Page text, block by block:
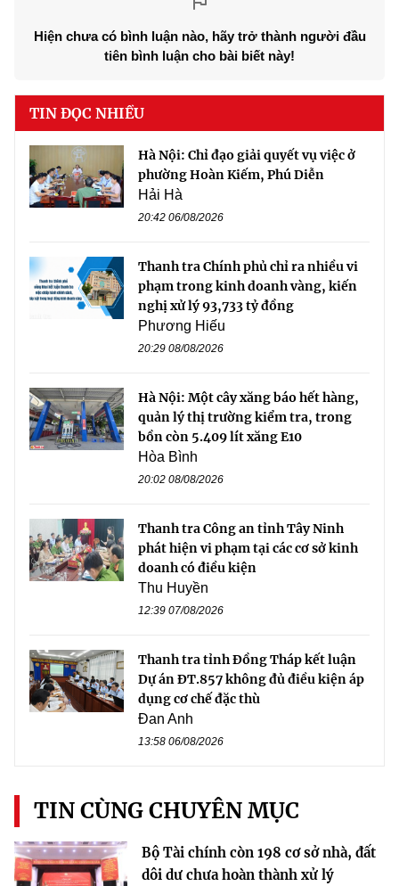
Hiện chưa có bình luận nào, hãy trở thành người đầu
tiên bình luận cho bài biết này!
TIN ĐỌC NHIỀU
Hà Nội: Chỉ đạo giải quyết vụ việc ở
phường Hoàn Kiếm, Phú Diễn
Hải Hà
20:42 06/08/2026
Thanh tra Chính phủ chỉ ra nhiều vi
phạm trong kinh doanh vàng, kiến
nghị xử lý 93,733 tỷ đồng
Phương Hiếu
20:29 08/08/2026
Hà Nội: Một cây xăng báo hết hàng,
quản lý thị trường kiểm tra, trong
bồn còn 5.409 lít xăng E10
Hòa Bình
20:02 08/08/2026
Thanh tra Công an tỉnh Tây Ninh
phát hiện vi phạm tại các cơ sở kinh
doanh có điều kiện
Thu Huyền
12:39 07/08/2026
Thanh tra tỉnh Đồng Tháp kết luận
Dự án ĐT.857 không đủ điều kiện áp
dụng cơ chế đặc thù
Đan Anh
13:58 06/08/2026
TIN CÙNG CHUYÊN MỤC
Bộ Tài chính còn 198 cơ sở nhà, đất
dôi dư chưa hoàn thành xử lý